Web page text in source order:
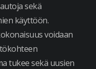
sekä
käyttöön.
voidaan
tukee sekä uusien